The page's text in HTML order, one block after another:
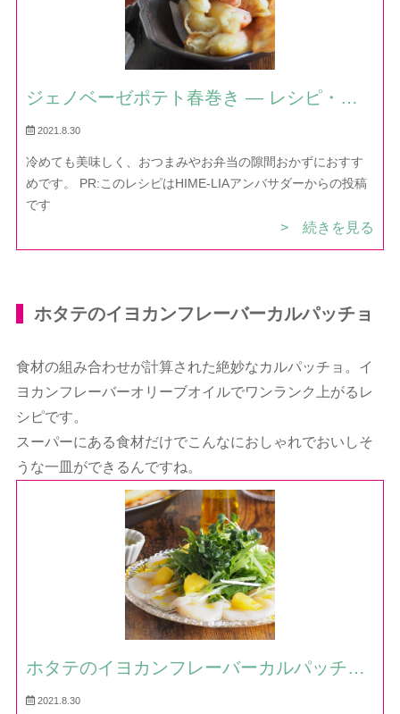
ジェノベーゼポテト春巻き — レシピ・作
り方｜ほだか村お料理びより
2021.8.30
冷めても美味しく、おつまみやお弁当の隙間おかずにおすす
めです。 PR:このレシピはHIME-LIAアンバサダーからの投稿
です
> 続きを見る
ホタテのイヨカンフレーバーカルパッチョ
食材の組み合わせが計算された絶妙なカルパッチョ。イ
ヨカンフレーバーオリーブオイルでワンランク上がるレ
シピです。
スーパーにある食材だけでこんなにおしゃれでおいしそ
うな一皿ができるんですね。
ホタテのイヨカンフレーバーカルパッチョ
— レシピ・作り方｜ほだか村お料理びより
2021.8.30